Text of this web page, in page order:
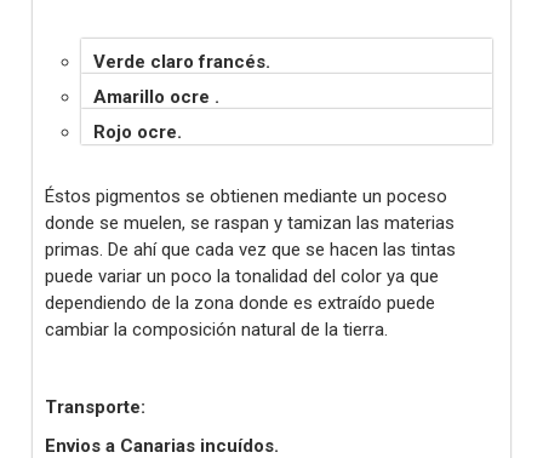
Verde claro francés.
Amarillo ocre .
Rojo ocre.
Éstos pigmentos se obtienen mediante un poceso
donde se muelen, se raspan y tamizan las materias
primas. De ahí que cada vez que se hacen las tintas
puede variar un poco la tonalidad del color ya que
dependiendo de la zona donde es extraído puede
cambiar la composición natural de la tierra.
Transporte:
Envios a Canarias incuídos.